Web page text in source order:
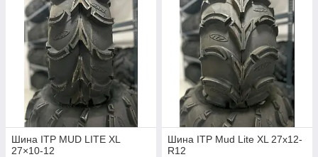
Шина ITP MUD LITE XL
27×10-12
Шина ITP Mud Lite XL 27x12-
R12